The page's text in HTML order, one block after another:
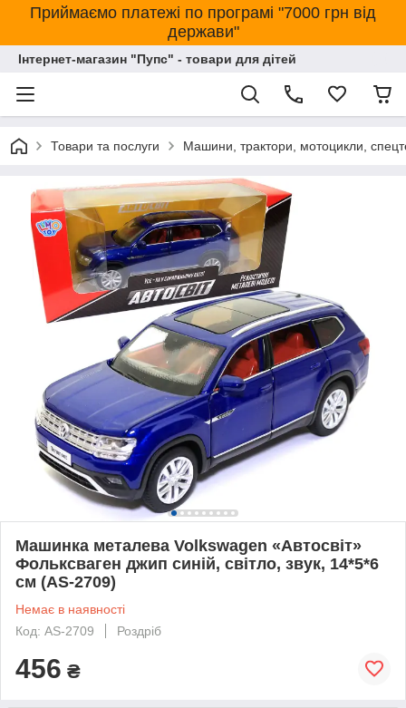
Приймаємо платежі по програмі "7000 грн від
держави"
Інтернет-магазин "Пупс" - товари для дітей
Товари та послуги Машини, трактори, мотоцикли,
Машинка металева Volkswagen «Автосвіт»
Фольксваген джип синій, світло, звук, 14*5*6
см (AS-2709)
Немає в наявності
Код: AS-2709
Роздріб
456 ₴